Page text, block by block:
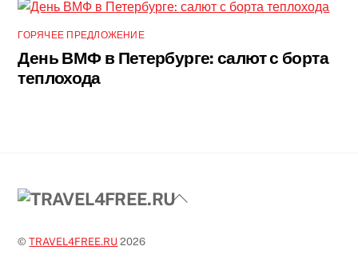
ГОРЯЧЕЕ ПРЕДЛОЖЕНИЕ
День ВМФ в Петербурге: салют с борта
теплохода
Back
©TRAVEL4FREE.RU 2026